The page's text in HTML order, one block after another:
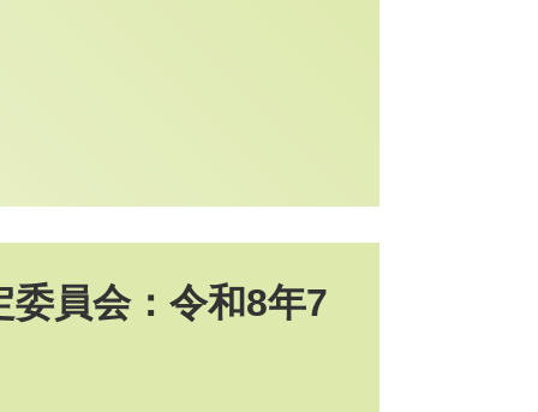
員会：令和8年7